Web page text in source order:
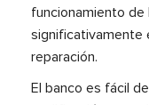
funcionamiento de
significativamente
reparación.
El banco es fácil